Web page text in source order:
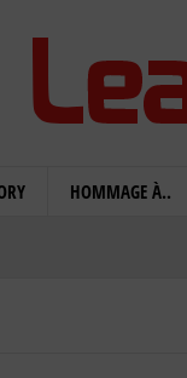
HOMMAGE À..